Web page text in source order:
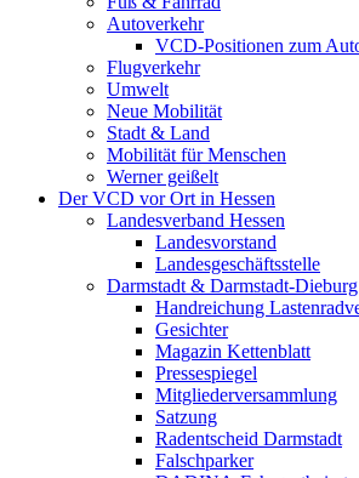
Autoverkehr
VCD-Positionen zum
Flugverkehr
Umwelt
Neue Mobilität
Stadt & Land
Mobilität für Menschen
Werner geißelt
Der VCD vor Ort in Hessen
Landesverband Hessen
Landesvorstand
Landesgeschäftsstelle
Darmstadt & Darmstadt-Dieburg
Handreichung
Gesichter
Magazin Kettenblatt
Pressespiegel
Mitgliederversammlung
Satzung
Radentscheid Darmstadt
Falschparker